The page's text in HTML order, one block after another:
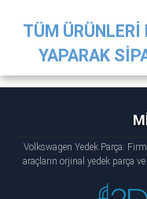
TÜM ÜRÜNLERİ
YAPARAK
Volkswagen Yedek Parça:
araçların orjinal yedek parça